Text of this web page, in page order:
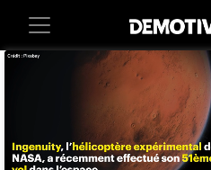
Societe Sciences
Cette photo de
la NASA cache